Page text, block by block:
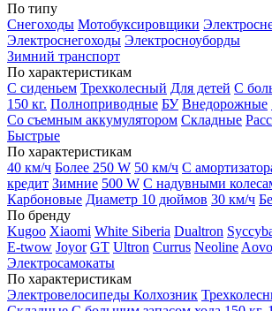
По типу
Снегоходы Мотобуксировщики
Электроснегоходы Электросноуборды
Зимний транспорт
По характеристикам
С сиденьем Трехколесный Для детей С
150 кг. Полноприводные БУ Внедорожные
Со съемным аккумулятором Складные
Быстрые
По характеристикам
40 км/ч Более 250 W 50 км/ч С
кредит Зимние 500 W С надувными
Карбоновые Диаметр 10 дюймов 30 км/ч
По бренду
Kugoo Xiaomi White Siberia Dualtron
E-twow Joyor GT Ultron Currus Neoline Aovo
Электросамокаты
По характеристикам
Электровелосипеды Колхозник